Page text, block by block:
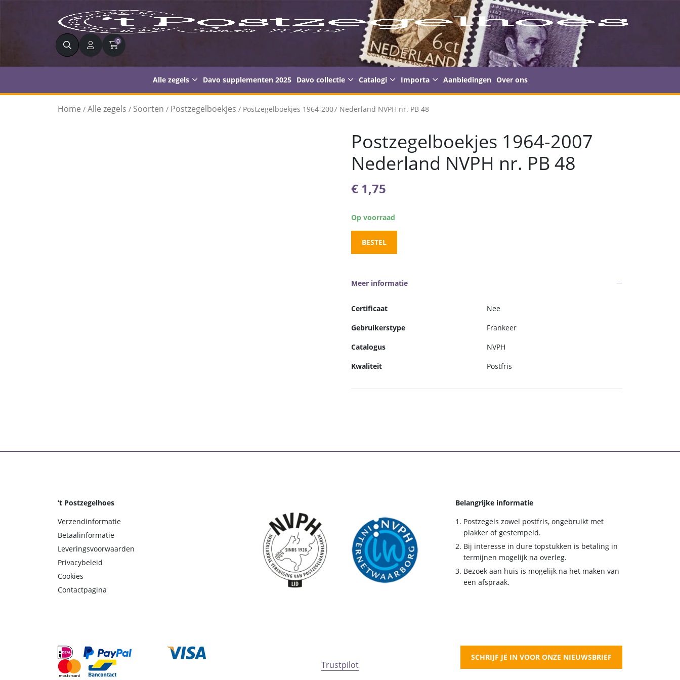
Zoeken 0
Alle zegels Davo supplementen 2025 Davo collectie Catalogi Importa Aanbiedingen Over ons
Home / Alle zegels / Soorten / Postzegelboekjes / Postzegelboekjes 1964-2007 Nederland NVPH nr. PB 48
Postzegelboekjes 1964-2007
Nederland NVPH nr. PB 48
€ 1,75
Op voorraad
BESTEL
Meer informatie
Certificaat
Nee
Gebruikerstype
Frankeer
Catalogus
NVPH
Kwaliteit
Postfris
‘t Postzegelhoes
Verzendinformatie
Betaalinformatie
Leveringsvoorwaarden
Privacybeleid
Cookies
Contactpagina
Belangrijke informatie
Postzegels zowel postfris, ongebruikt met
plakker of gestempeld.
Bij interesse in dure topstukken is betaling in
termijnen mogelijk na overleg.
Bezoek aan huis is mogelijk na het maken van
een afspraak.
Trustpilot
SCHRIJF JE IN VOOR ONZE NIEUWSBRIEF